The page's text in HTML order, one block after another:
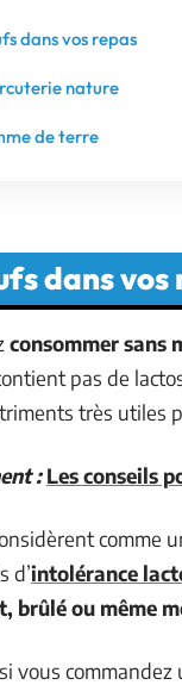
dans vos repas
nature
de terre
dans vos
consommer sans
pas de
très utiles
: Les conseils
comme
d’intolérance
brûlé ou même
vous